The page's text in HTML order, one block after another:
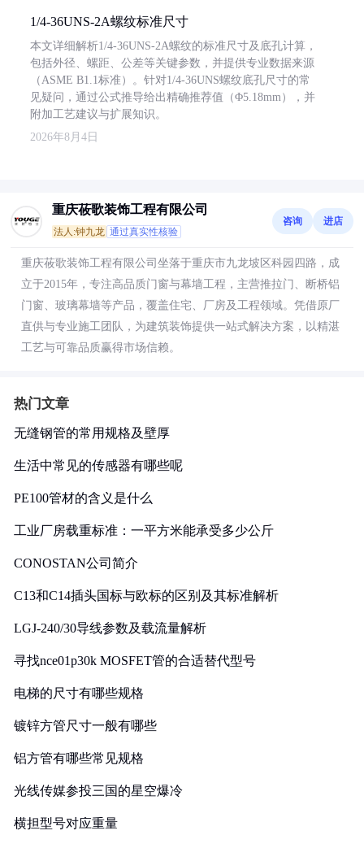
1/4-36UNS-2A螺纹标准尺寸
本文详细解析1/4-36UNS-2A螺纹的标准尺寸及底孔计算，
包括外径、螺距、公差等关键参数，并提供专业数据来源
（ASME B1.1标准）。针对1/4-36UNS螺纹底孔尺寸的常
见疑问，通过公式推导给出精确推荐值（Φ5.18mm），并
附加工艺建议与扩展知识。
2026年8月4日
重庆莜歌装饰工程有限公司
法人:钟九龙 通过真实性核验
咨询 进店
重庆莜歌装饰工程有限公司坐落于重庆市九龙坡区科园四路，成
立于2015年，专注高品质门窗与幕墙工程，主营推拉门、断桥铝
门窗、玻璃幕墙等产品，覆盖住宅、厂房及工程领域。凭借原厂
直供与专业施工团队，为建筑装饰提供一站式解决方案，以精湛
工艺与可靠品质赢得市场信赖。
热门文章
无缝钢管的常用规格及壁厚
生活中常见的传感器有哪些呢
PE100管材的含义是什么
工业厂房载重标准：一平方米能承受多少公斤
CONOSTAN公司简介
C13和C14插头国标与欧标的区别及其标准解析
LGJ-240/30导线参数及载流量解析
寻找nce01p30k MOSFET管的合适替代型号
电梯的尺寸有哪些规格
镀锌方管尺寸一般有哪些
铝方管有哪些常见规格
光线传媒参投三国的星空爆冷
横担型号对应重量